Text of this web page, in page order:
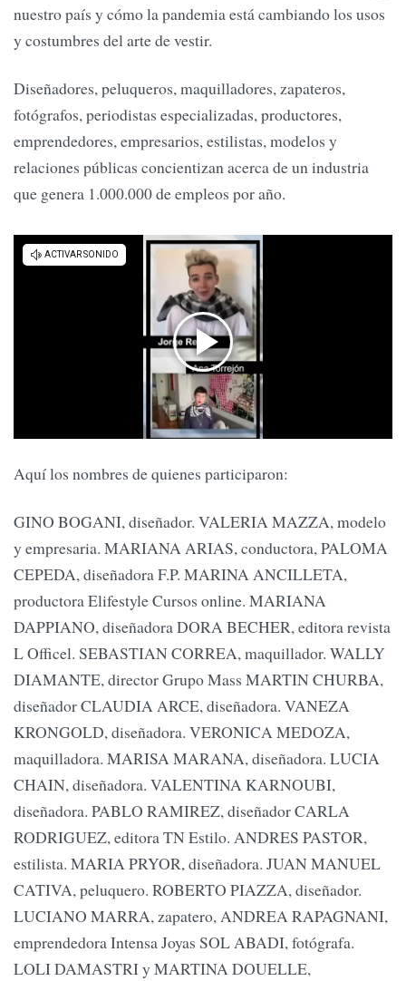
nuestro país y cómo la pandemia está cambiando los usos
y costumbres del arte de vestir.
Diseñadores, peluqueros, maquilladores, zapateros,
fotógrafos, periodistas especializadas, productores,
emprendedores, empresarios, estilistas, modelos y
relaciones públicas concientizan acerca de un industria
que genera 1.000.000 de empleos por año.
Aquí los nombres de quienes participaron:
GINO BOGANI, diseñador. VALERIA MAZZA, modelo
y empresaria. MARIANA ARIAS, conductora, PALOMA
CEPEDA, diseñadora F.P. MARINA ANCILLETA,
productora Elifestyle Cursos online. MARIANA
DAPPIANO, diseñadora DORA BECHER, editora revista
L Officel. SEBASTIAN CORREA, maquillador. WALLY
DIAMANTE, director Grupo Mass MARTIN CHURBA,
diseñador CLAUDIA ARCE, diseñadora. VANEZA
KRONGOLD, diseñadora. VERONICA MEDOZA,
maquilladora. MARISA MARANA, diseñadora. LUCIA
CHAIN, diseñadora. VALENTINA KARNOUBI,
diseñadora. PABLO RAMIREZ, diseñador CARLA
RODRIGUEZ, editora TN Estilo. ANDRES PASTOR,
estilista. MARIA PRYOR, diseñadora. JUAN MANUEL
CATIVA, peluquero. ROBERTO PIAZZA, diseñador.
LUCIANO MARRA, zapatero, ANDREA RAPAGNANI,
emprendedora Intensa Joyas SOL ABADI, fotógrafa.
LOLI DAMASTRI y MARTINA DOUELLE,